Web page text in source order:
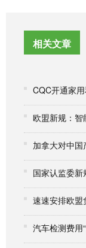
相关文章
加拿大对中